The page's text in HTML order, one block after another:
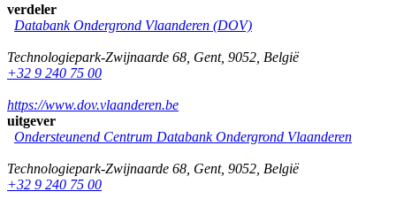
verdeler
Databank Ondergrond Vlaanderen (DOV)
Technologiepark-Zwijnaarde 68 Gent, 9052 België
+32 9 240 75 00
https://www.dov.vlaanderen.be
uitgever
Ondersteunend Centrum Databank Ondergrond Vlaanderen
Technologiepark-Zwijnaarde 68 Gent, 9052 België
+32 9 240 75 00